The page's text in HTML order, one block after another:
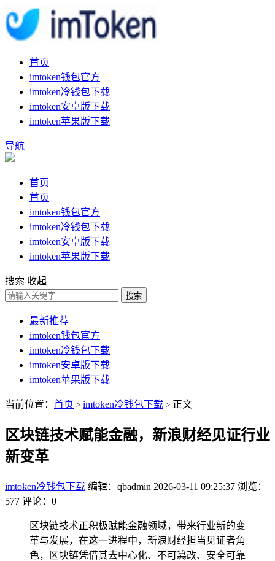
首页
imtoken钱包官方
imtoken冷钱包下载
imtoken安卓版下载
imtoken苹果版下载
导航
首页
首页
imtoken钱包官方
imtoken冷钱包下载
imtoken安卓版下载
imtoken苹果版下载
搜索 收起
搜索
最新推荐
imtoken钱包官方
imtoken冷钱包下载
imtoken安卓版下载
imtoken苹果版下载
当前位置： 首页 > imtoken冷钱包下载 > 正文
区块链技术赋能金融，新浪财经见证行业
新变革
imtoken冷钱包下载 编辑：qbadmin 2026-03-11 09:25:37 浏览：
577 评论：0
区块链技术正积极赋能金融领域，带来行业新的变
革与发展，在这一进程中，新浪财经担当见证者角
色，区块链凭借其去中心化、不可篡改、安全可靠